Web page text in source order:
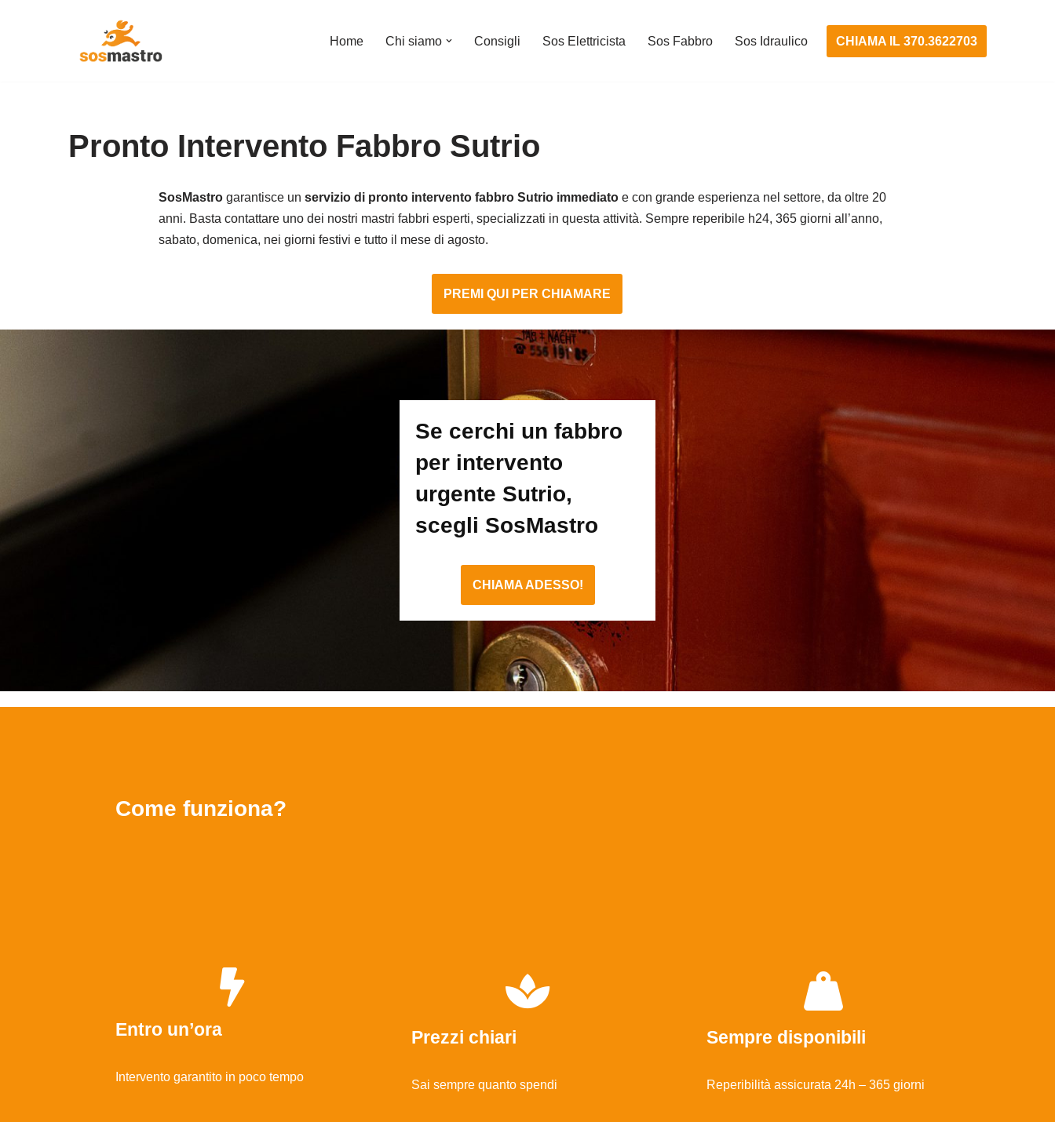
Home Chi siamo Consigli Sos Elettricista Sos Fabbro Sos Idraulico CHIAMA IL 370.3622703
Pronto Intervento Fabbro Sutrio
SosMastrogarantisce un servizio di pronto intervento fabbro Sutrio immediatoe con grande esperienza nel settore, da oltre 20
anni. Basta contattare uno dei nostri mastri fabbri esperti, specializzati in questa attività. Sempre reperibile h24, 365 giorni all’anno,
sabato, domenica, nei giorni festivi e tutto il mese di agosto.
PREMI QUI PER CHIAMARE
Se cerchi un fabbro
per intervento
urgente Sutrio,
scegli SosMastro
CHIAMA ADESSO!
Come funziona?
Entro un’ora
Intervento garantito in poco tempo
Prezzi chiari
Sai sempre quanto spendi
Sempre disponibili
Reperibilità assicurata 24h – 365 giorni